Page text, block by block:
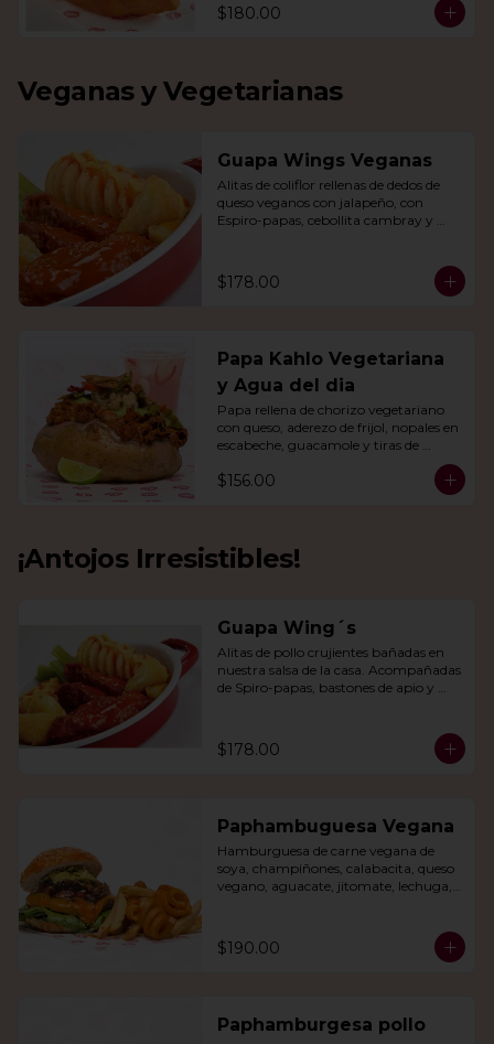
$180.00
Veganas y Vegetarianas
Guapa Wings Veganas
Alitas de coliflor rellenas de dedos de
queso veganos con jalapeño, con
Espiro-papas, cebollita cambray y
$178.00
Papa Kahlo Vegetariana
y Agua del dia
Papa rellena de chorizo vegetariano
con queso, aderezo de frijol, nopales en
escabeche, guacamole y tiras de
$156.00
¡Antojos Irresistibles!
Guapa Wing´s
Alitas de pollo crujientes bañadas en
nuestra salsa de la casa. Acompañadas
de Spiro-papas, bastones de apio y
$178.00
Paphambuguesa Vegana
Hamburguesa de carne vegana de
soya, champiñones, calabacita, queso
vegano, aguacate, jitomate, lechuga,
$190.00
Paphamburgesa pollo